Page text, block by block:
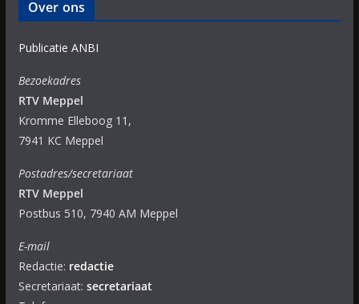
Over ons
Publicatie ANBI
Bezoekadres
RTV Meppel
Kromme Elleboog 11,
7941 KC Meppel
Postadres/secretariaat
RTV Meppel
Postbus 510, 7940 AM Meppel
E-mail
Redactie: redactie
Secretariaat: secretariaat